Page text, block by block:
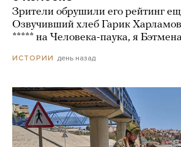
Зрители обрушили его рейтинг
Озвучивший хлеб Гарик
***** на Человека-паука, я
ИСТОРИИ день назад